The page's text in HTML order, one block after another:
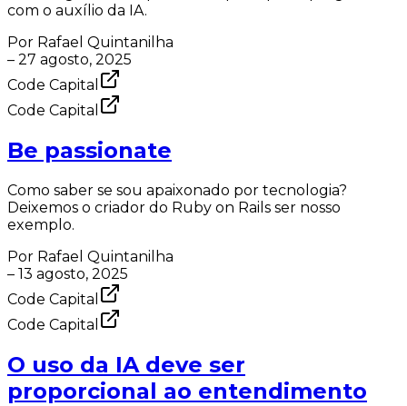
com o auxílio da IA.
Por Rafael Quintanilha
– 27 agosto, 2025
Code Capital
Code Capital
Be passionate
Como saber se sou apaixonado por tecnologia?
Deixemos o criador do Ruby on Rails ser nosso
exemplo.
Por Rafael Quintanilha
– 13 agosto, 2025
Code Capital
Code Capital
O uso da IA deve ser
proporcional ao entendimento